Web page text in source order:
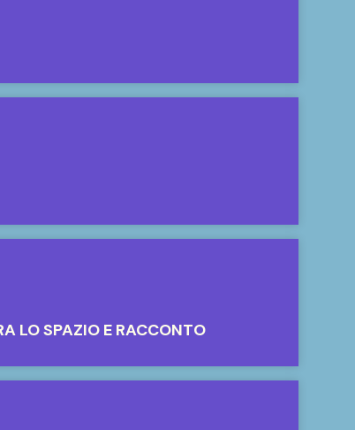
LO SPAZIO E RACCONTO